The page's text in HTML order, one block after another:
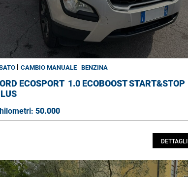
CAMBIO MANUALE BENZINA
ECOSPORT 1.0 ECOBOOST START&STOP
50.000
DETTAGLI